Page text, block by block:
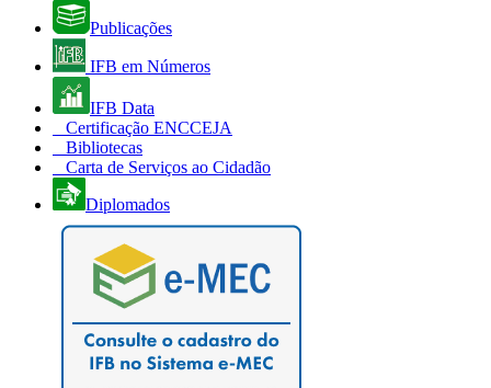
Publicações
IFB em Números
IFB Data
Certificação ENCCEJA
Bibliotecas
Carta de Serviços ao Cidadão
Diplomados